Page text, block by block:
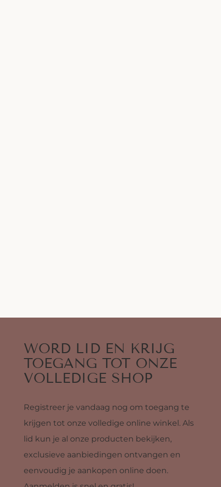
WORD LID EN KRIJG
TOEGANG TOT ONZE
VOLLEDIGE SHOP
Registreer je vandaag nog om toegang te
krijgen tot onze volledige online winkel. Als
lid kun je al onze producten bekijken,
exclusieve aanbiedingen ontvangen en
eenvoudig je aankopen online doen.